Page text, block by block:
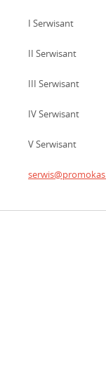
I Serwisant
II Serwisant
III Serwisant
IV Serwisant
V Serwisant